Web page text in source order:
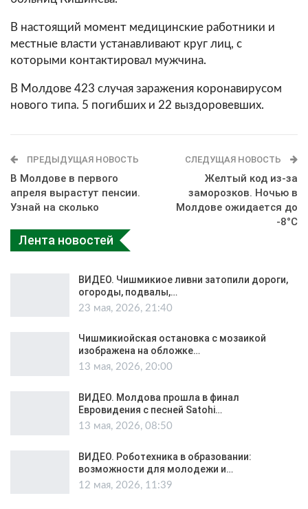
В настоящий момент медицинские работники и
местные власти устанавливают круг лиц, с
которыми контактировал мужчина.
В Молдове 423 случая заражения коронавирусом
нового типа. 5 погибших и 22 выздоровевших.
ПРЕДЫДУЩАЯ НОВОСТЬ
В Молдове в первого
апреля вырастут пенсии.
Узнай на сколько
СЛЕДУЩАЯ НОВОСТЬ
Желтый код из-за
заморозков. Ночью в
Молдове ожидается до
-8°С
Лента новостей
ВИДЕО. Чишмикиое ливни затопили дороги,
огороды, подвалы,…
23 мая, 2026, 21:40
Чишмикиойская остановка с мозаикой
изображена на обложке…
13 мая, 2026, 20:00
ВИДЕО. Молдова прошла в финал
Евровидения с песней Satohi…
13 мая, 2026, 08:50
ВИДЕО. Роботехника в образовании:
возможности для молодежи и…
12 мая, 2026, 11:39